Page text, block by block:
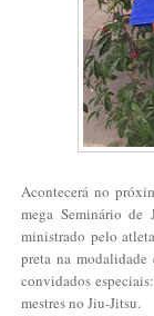
Acontecerá no
mega Seminário de
ministrado pelo
preta na
convidados
mestres no Jiu-Jitsu.